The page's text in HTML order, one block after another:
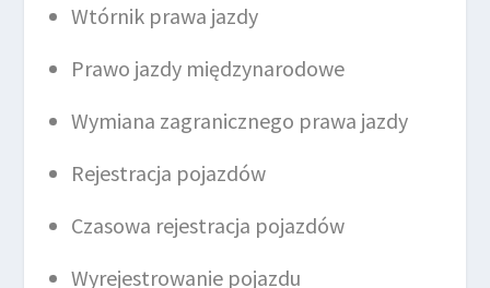
Wtórnik prawa jazdy
Prawo jazdy międzynarodowe
Wymiana zagranicznego prawa jazdy
Rejestracja pojazdów
Czasowa rejestracja pojazdów
Wyrejestrowanie pojazdu